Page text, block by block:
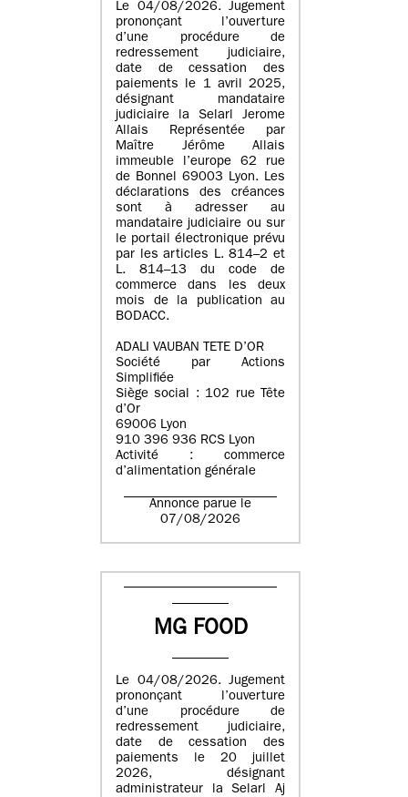
Le 04/08/2026. Jugement
prononçant l’ouverture
d’une procédure de
redressement judiciaire,
date de cessation des
paiements le 1 avril 2025,
désignant mandataire
judiciaire la Selarl Jerome
Allais Représentée par
Maître Jérôme Allais
immeuble l’europe 62 rue
de Bonnel 69003 Lyon. Les
déclarations des créances
sont à adresser au
mandataire judiciaire ou sur
le portail électronique prévu
par les articles L. 814–2 et
L. 814–13 du code de
commerce dans les deux
mois de la publication au
BODACC.
ADALI VAUBAN TETE D’OR
Société par Actions
Simplifiée
Siège social : 102 rue Tête
d’Or
69006 Lyon
910 396 936 RCS Lyon
Activité : commerce
d’alimentation générale
Annonce parue le
07/08/2026
MG FOOD
Le 04/08/2026. Jugement
prononçant l’ouverture
d’une procédure de
redressement judiciaire,
date de cessation des
paiements le 20 juillet
2026, désignant
administrateur la Selarl Aj